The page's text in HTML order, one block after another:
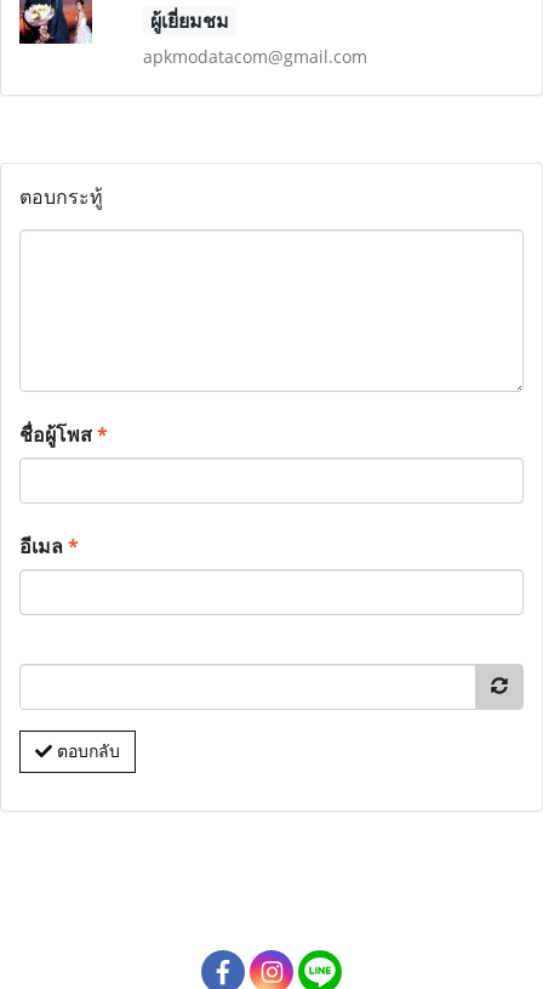
ผู้เยี่ยมชม
apkmodatacom@gmail.com
ตอบกระทู้
ชื่อผู้โพส*
อีเมล*
ตอบกลับ